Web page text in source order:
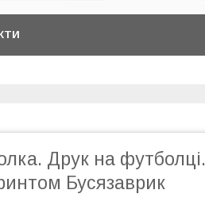
Друк на футболці.
Бусязаврик